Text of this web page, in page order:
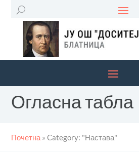
Огласна табла
Почетна »Category: "Настава"